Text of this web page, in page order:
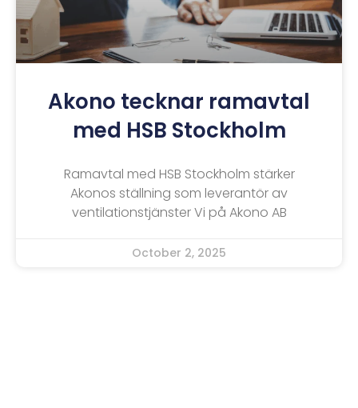
Akono tecknar ramavtal
med HSB Stockholm
Ramavtal med HSB Stockholm stärker
Akonos ställning som leverantör av
ventilationstjänster Vi på Akono AB
October 2, 2025